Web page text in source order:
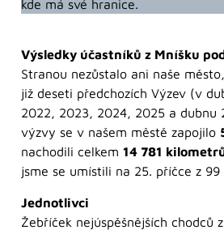
kde má své hranice.
Výsledky účastníků z Mníšku
Stranou nezůstalo ani naše
již deseti předchozích Výzev (v
2022, 2023, 2024, 2025 a dubnu
výzvy se v našem městě zapojilo
nachodili celkem 14 781
jsme se umístili na 25. příčce z
Jednotlivci
Žebříček nejúspěšnějších chodců